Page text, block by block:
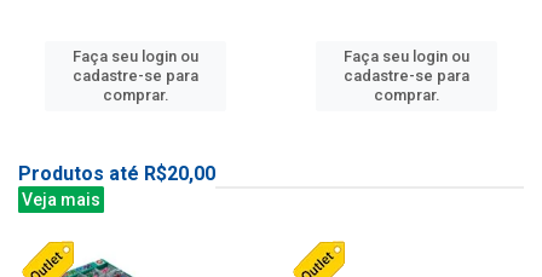
Faça seu login ou
cadastre-se para
comprar.
Faça seu login ou
cadastre-se para
comprar.
Produtos até R$20,00
Veja mais